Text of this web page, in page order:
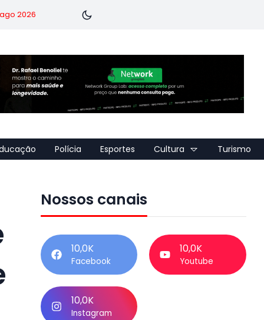
2026
Polícia Esportes Cultura Turismo
Nossos canais
10,0K
Facebook
10,0K
Youtube
10,0K
Instagram